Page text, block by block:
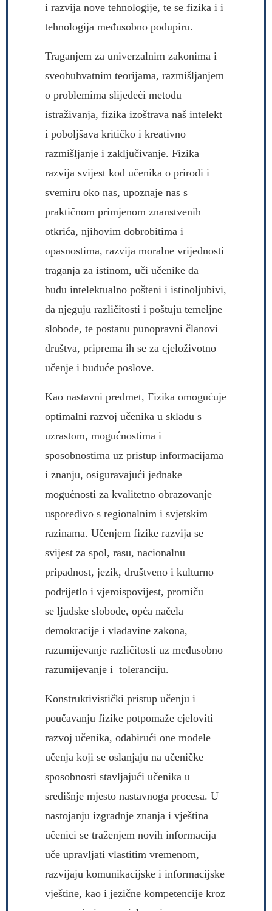
i razvija nove tehnologije, te se fizika i i
tehnologija međusobno podupiru.
Traganjem za univerzalnim zakonima i
sveobuhvatnim teorijama, razmišljanjem
o problemima slijedeći metodu
istraživanja, fizika izoštrava naš intelekt
i poboljšava kritičko i kreativno
razmišljanje i zaključivanje. Fizika
razvija svijest kod učenika o prirodi i
svemiru oko nas, upoznaje nas s
praktičnom primjenom znanstvenih
otkrića, njihovim dobrobitima i
opasnostima, razvija moralne vrijednosti
traganja za istinom, uči učenike da
budu intelektualno pošteni i istinoljubivi,
da njeguju različitosti i poštuju temeljne
slobode, te postanu punopravni članovi
društva, priprema ih se za cjeloživotno
učenje i buduće poslove.
Kao nastavni predmet, Fizika omogućuje
optimalni razvoj učenika u skladu s
uzrastom, mogućnostima i
sposobnostima uz pristup informacijama
i znanju, osiguravajući jednake
mogućnosti za kvalitetno obrazovanje
usporedivo s regionalnim i svjetskim
razinama. Učenjem fizike razvija se
svijest za spol, rasu, nacionalnu
pripadnost, jezik, društveno i kulturno
podrijetlo i vjeroispovijest, promiču
se ljudske slobode, opća načela
demokracije i vladavine zakona,
razumijevanje različitosti uz međusobno
razumijevanje i toleranciju.
Konstruktivistički pristup učenju i
poučavanju fizike potpomaže cjeloviti
razvoj učenika, odabirući one modele
učenja koji se oslanjaju na učeničke
sposobnosti stavljajući učenika u
središnje mjesto nastavnoga procesa. U
nastojanju izgradnje znanja i vještina
učenici se traženjem novih informacija
uče upravljati vlastitim vremenom,
razvijaju komunikacijske i informacijske
vještine, kao i jezične kompetencije kroz